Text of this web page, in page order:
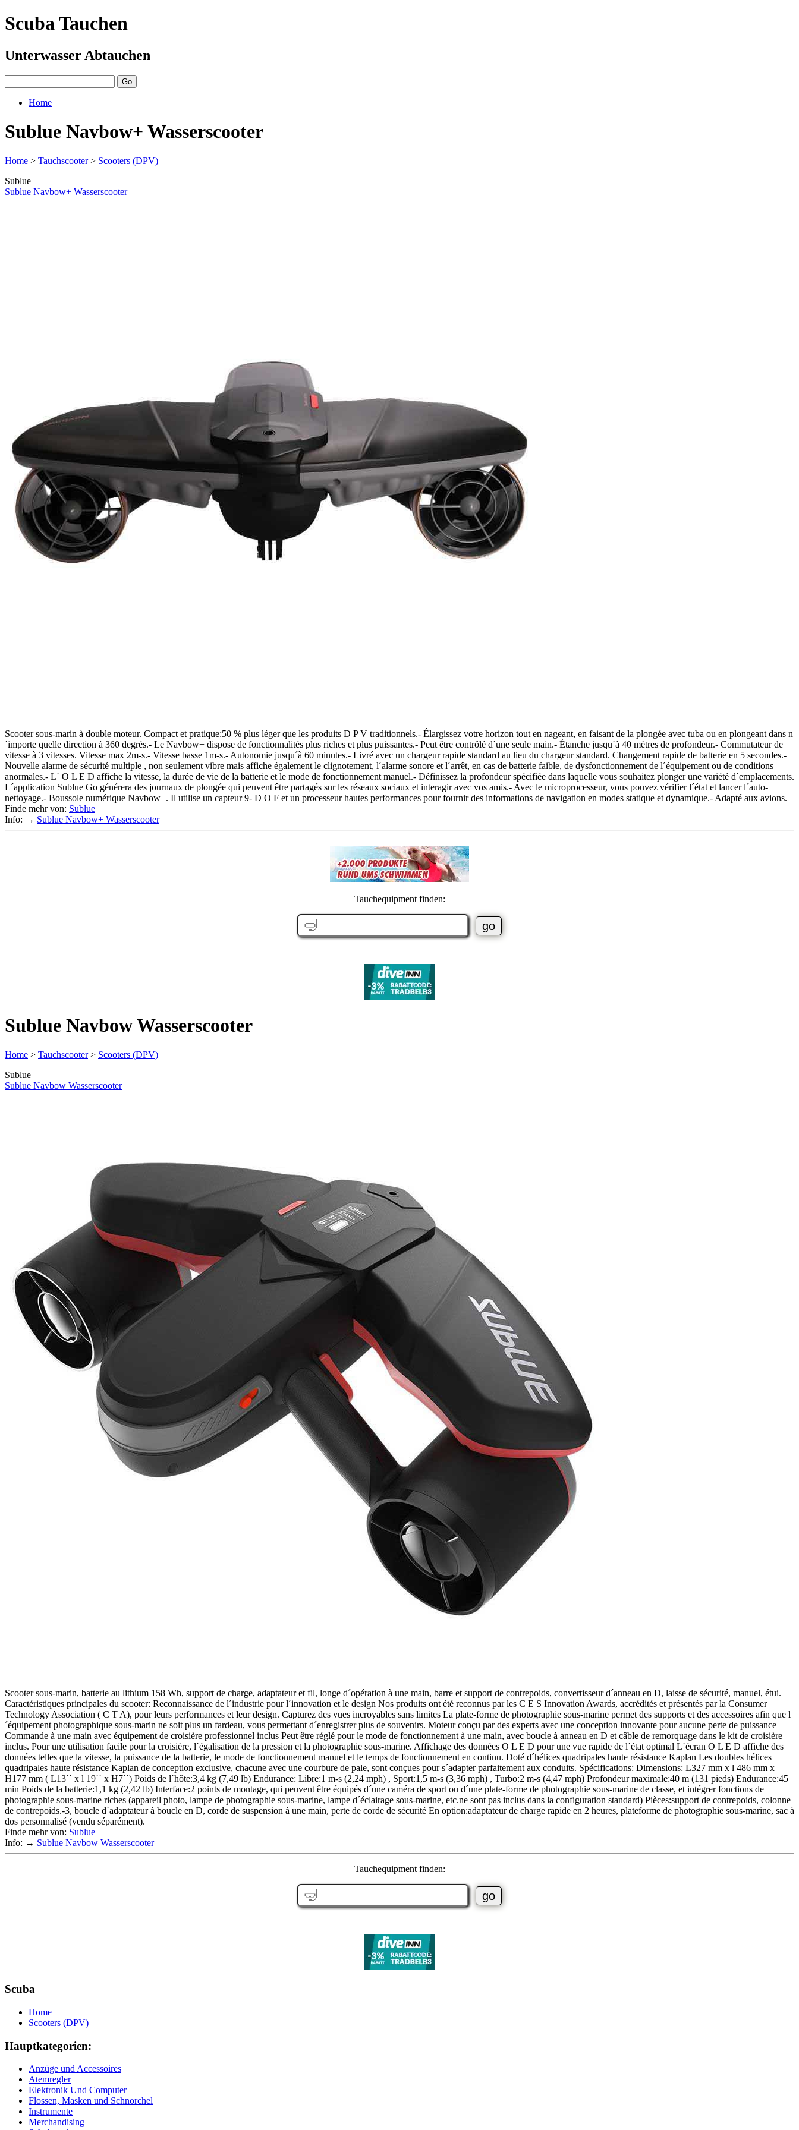
Scuba Tauchen
Unterwasser Abtauchen
Home
Sublue Navbow+ Wasserscooter
Home > Tauchscooter> Scooters (DPV)
Sublue
Sublue Navbow+ Wasserscooter
Scooter sous-marin à double moteur. Compact et pratique:50 % plus léger que les produits D P V traditionnels.- Élargissez votre horizon tout en nageant, en faisant de la plongée avec tuba ou en plongeant dans n
´importe quelle direction à 360 degrés.- Le Navbow+ dispose de fonctionnalités plus riches et plus puissantes.- Peut être contrôlé d´une seule main.- Étanche jusqu´à 40 mètres de profondeur.- Commutateur de
vitesse à 3 vitesses. Vitesse max 2m-s.- Vitesse basse 1m-s.- Autonomie jusqu´à 60 minutes.- Livré avec un chargeur rapide standard au lieu du chargeur standard. Changement rapide de batterie en 5 secondes.-
Nouvelle alarme de sécurité multiple , non seulement vibre mais affiche également le clignotement, l´alarme sonore et l´arrêt, en cas de batterie faible, de dysfonctionnement de l´équipement ou de conditions
anormales.- L´ O L E D affiche la vitesse, la durée de vie de la batterie et le mode de fonctionnement manuel.- Définissez la profondeur spécifiée dans laquelle vous souhaitez plonger une variété d´emplacements.
L´application Sublue Go générera des journaux de plongée qui peuvent être partagés sur les réseaux sociaux et interagir avec vos amis.- Avec le microprocesseur, vous pouvez vérifier l´état et lancer l´auto-
nettoyage.- Boussole numérique Navbow+. Il utilise un capteur 9- D O F et un processeur hautes performances pour fournir des informations de navigation en modes statique et dynamique.- Adapté aux avions.
Finde mehr von: Sublue
Info: → Sublue Navbow+ Wasserscooter
Tauchequipment finden:
Sublue Navbow Wasserscooter
Home > Tauchscooter> Scooters (DPV)
Sublue
Sublue Navbow Wasserscooter
Scooter sous-marin, batterie au lithium 158 Wh, support de charge, adaptateur et fil, longe d´opération à une main, barre et support de contrepoids, convertisseur d´anneau en D, laisse de sécurité, manuel, étui.
Caractéristiques principales du scooter: Reconnaissance de l´industrie pour l´innovation et le design Nos produits ont été reconnus par les C E S Innovation Awards, accrédités et présentés par la Consumer
Technology Association ( C T A), pour leurs performances et leur design. Capturez des vues incroyables sans limites La plate-forme de photographie sous-marine permet des supports et des accessoires afin que l
´équipement photographique sous-marin ne soit plus un fardeau, vous permettant d´enregistrer plus de souvenirs. Moteur conçu par des experts avec une conception innovante pour aucune perte de puissance
Commande à une main avec équipement de croisière professionnel inclus Peut être réglé pour le mode de fonctionnement à une main, avec boucle à anneau en D et câble de remorquage dans le kit de croisière
inclus. Pour une utilisation facile pour la croisière, l´égalisation de la pression et la photographie sous-marine. Affichage des données O L E D pour une vue rapide de l´état optimal L´écran O L E D affiche des
données telles que la vitesse, la puissance de la batterie, le mode de fonctionnement manuel et le temps de fonctionnement en continu. Doté d´hélices quadripales haute résistance Kaplan Les doubles hélices
quadripales haute résistance Kaplan de conception exclusive, chacune avec une courbure de pale, sont conçues pour s´adapter parfaitement aux conduits. Spécifications: Dimensions: L327 mm x l 486 mm x
H177 mm ( L13´´ x l 19´´ x H7´´) Poids de l´hôte:3,4 kg (7,49 lb) Endurance: Libre:1 m-s (2,24 mph) , Sport:1,5 m-s (3,36 mph) , Turbo:2 m-s (4,47 mph) Profondeur maximale:40 m (131 pieds) Endurance:45
min Poids de la batterie:1,1 kg (2,42 lb) Interface:2 points de montage, qui peuvent être équipés d´une caméra de sport ou d´une plate-forme de photographie sous-marine de classe, et intégrer fonctions de
photographie sous-marine riches (appareil photo, lampe de photographie sous-marine, lampe d´éclairage sous-marine, etc.ne sont pas inclus dans la configuration standard) Pièces:support de contrepoids, colonne
de contrepoids.-3, boucle d´adaptateur à boucle en D, corde de suspension à une main, perte de corde de sécurité En option:adaptateur de charge rapide en 2 heures, plateforme de photographie sous-marine, sac à
dos personnalisé (vendu séparément).
Finde mehr von: Sublue
Info: → Sublue Navbow Wasserscooter
Tauchequipment finden:
Scuba
Home
Scooters (DPV)
Hauptkategorien:
Anzüge und Accessoires
Atemregler
Elektronik Und Computer
Flossen, Masken und Schnorchel
Instrumente
Merchandising